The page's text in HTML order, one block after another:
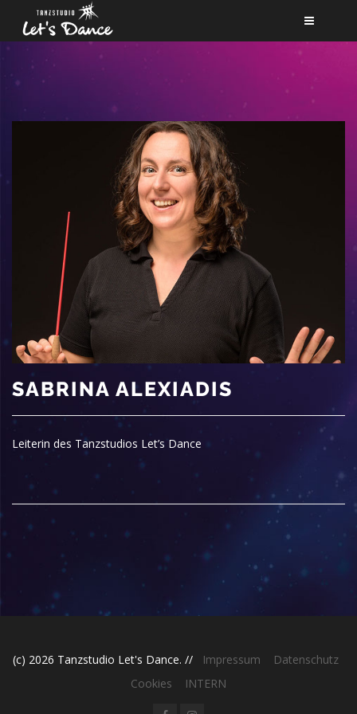
TEAM
BERUF
FÖRDERVEREIN
PARTNER
KONTAKT
SABRINA ALEXIADIS
Leiterin des Tanzstudios Let’s Dance
(c) 2026 Tanzstudio Let's Dance. // Impressum
Datenschutz
Cookies
INTERN